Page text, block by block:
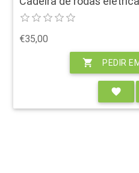
€35,00
shopping_cart PEDIR
favorite